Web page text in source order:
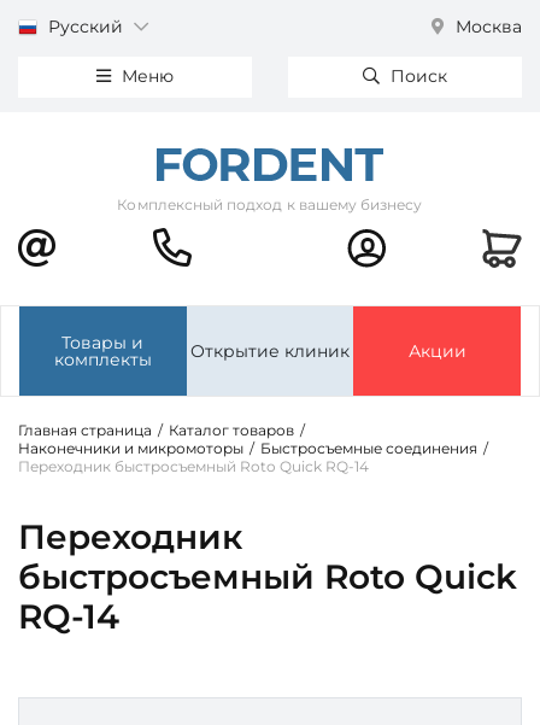
Русский Москва
Меню Поиск
Комплексный подход к вашему бизнесу
Товары и
комплекты Открытие клиник Акции
Главная страница / Каталог товаров /
Наконечники и микромоторы / Быстросъемные соединения /
Переходник быстросъемный Roto Quick RQ-14
Переходник
быстросъемный Roto Quick
RQ-14